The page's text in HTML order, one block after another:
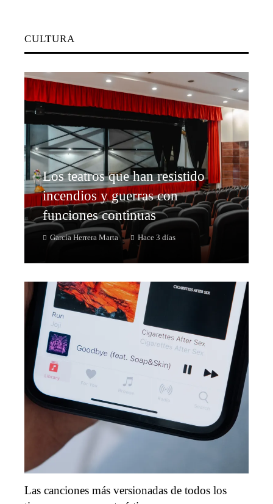
CULTURA
Los teatros que han resistido
incendios y guerras con
funciones continuas
García Herrera Marta Hace 3 días
Las canciones más versionadas de todos los